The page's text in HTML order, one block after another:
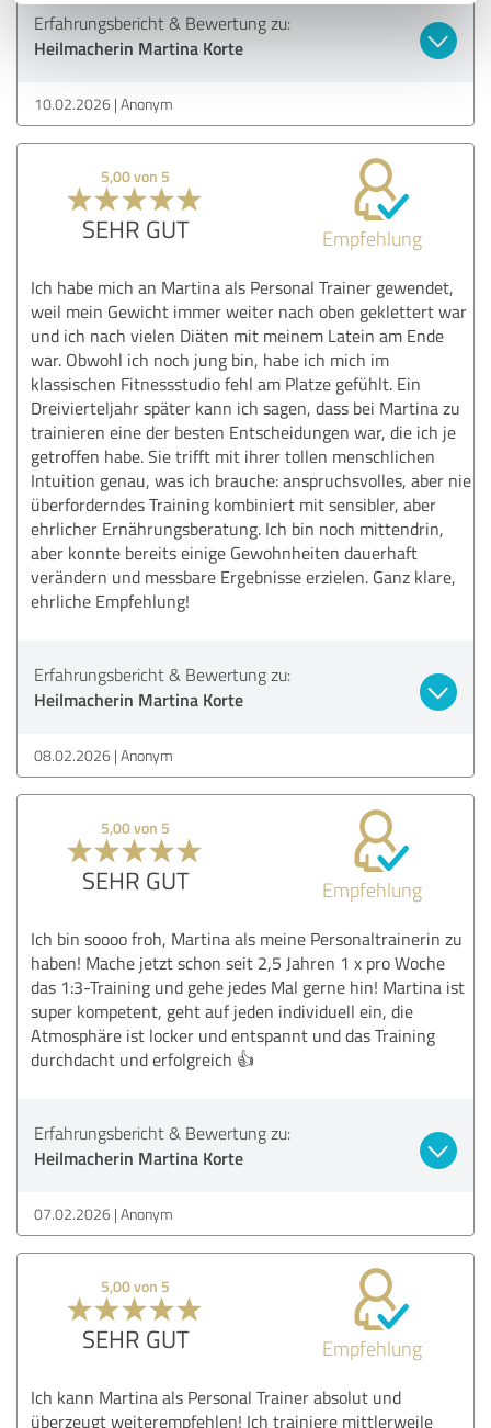
Erfahrungsbericht & Bewertung zu:
Heilmacherin Martina Korte
10.02.2026 Anonym
5,00 von 5
SEHR GUT Empfehlung
Ich habe mich an Martina als Personal Trainer gewendet,
weil mein Gewicht immer weiter nach oben geklettert war
und ich nach vielen Diäten mit meinem Latein am Ende
war. Obwohl ich noch jung bin, habe ich mich im
klassischen Fitnessstudio fehl am Platze gefühlt. Ein
Dreivierteljahr später kann ich sagen, dass bei Martina zu
trainieren eine der besten Entscheidungen war, die ich je
getroffen habe. Sie trifft mit ihrer tollen menschlichen
Intuition genau, was ich brauche: anspruchsvolles, aber nie
überforderndes Training kombiniert mit sensibler, aber
ehrlicher Ernährungsberatung. Ich bin noch mittendrin,
aber konnte bereits einige Gewohnheiten dauerhaft
verändern und messbare Ergebnisse erzielen. Ganz klare,
ehrliche Empfehlung!
Erfahrungsbericht & Bewertung zu:
Heilmacherin Martina Korte
08.02.2026 Anonym
5,00 von 5
SEHR GUT Empfehlung
Ich bin soooo froh, Martina als meine Personaltrainerin zu
haben! Mache jetzt schon seit 2,5 Jahren 1 x pro Woche
das 1:3-Training und gehe jedes Mal gerne hin! Martina ist
super kompetent, geht auf jeden individuell ein, die
Atmosphäre ist locker und entspannt und das Training
durchdacht und erfolgreich 👍
Erfahrungsbericht & Bewertung zu:
Heilmacherin Martina Korte
07.02.2026 Anonym
5,00 von 5
SEHR GUT Empfehlung
Ich kann Martina als Personal Trainer absolut und
überzeugt weiterempfehlen! Ich trainiere mittlerweile